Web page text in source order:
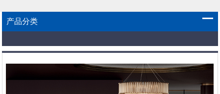
产品分类